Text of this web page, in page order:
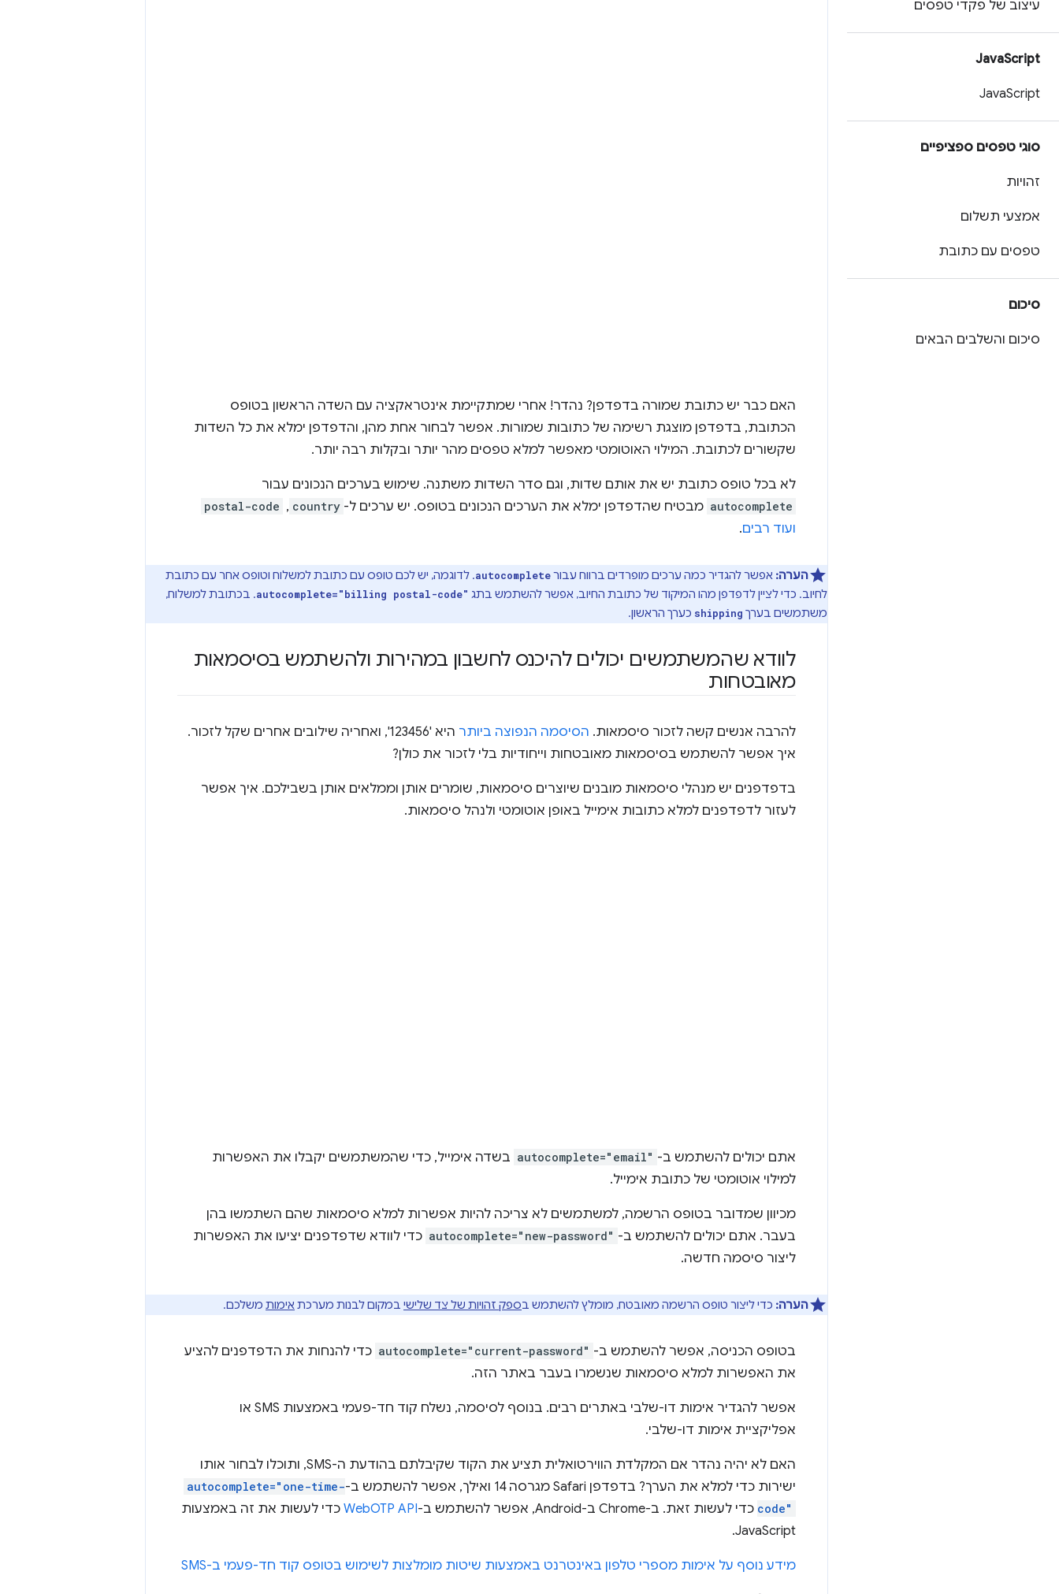
עיצוב של פקדי טפסים
JavaScript
JavaScript
סוגי טפסים ספציפיים
זהויות
אמצעי תשלום
טפסים עם כתובת
סיכום
סיכום והשלבים הבאים
האם כבר יש כתובת שמורה בדפדפן? נהדר! אחרי שמתקיימת אינטראקציה עם השדה הראשון בטופס
הכתובת, בדפדפן מוצגת רשימה של כתובות שמורות. אפשר לבחור אחת מהן, והדפדפן ימלא את כל השדות
שקשורים לכתובת. המילוי האוטומטי מאפשר למלא טפסים מהר יותר ובקלות רבה יותר.
לא בכל טופס כתובת יש את אותם שדות, וגם סדר השדות משתנה. שימוש בערכים הנכונים עבור
autocomplete מבטיח שהדפדפן ימלא את הערכים הנכונים בטופס. יש ערכים ל- country
,‏
postal-code
ועוד רבים.
הערה: אפשר להגדיר כמה ערכים מופרדים ברווח עבורautocomplete. לדוגמה, יש לכם טופס עם כתובת למשלוח וטופס אחר עם כתובת
לחיוב. כדי לציין לדפדפן מהו המיקוד של כתובת החיוב, אפשר להשתמש בתג autocomplete="billing postal-code". בכתובת למשלוח,
משתמשים בערך shipping כערך הראשון.
לוודא שהמשתמשים יכולים להיכנס לחשבון במהירות ולהשתמש בסיסמאות
מאובטחות
להרבה אנשים קשה לזכור סיסמאות. הסיסמה הנפוצה ביותר
היא '123456', ואחריה שילובים אחרים שקל לזכור.
איך אפשר להשתמש בסיסמאות מאובטחות וייחודיות בלי לזכור את כולן?
בדפדפנים יש מנהלי סיסמאות מובנים שיוצרים סיסמאות, שומרים אותן וממלאים אותן בשבילכם. איך אפשר
לעזור לדפדפנים למלא כתובות אימייל באופן אוטומטי ולנהל סיסמאות.
אתם יכולים להשתמש ב- autocomplete="email" בשדה אימייל, כדי שהמשתמשים יקבלו את האפשרות
למילוי אוטומטי של כתובת אימייל.
מכיוון שמדובר בטופס הרשמה, למשתמשים לא צריכה להיות אפשרות למלא סיסמאות שהם השתמשו בהן
בעבר. אתם יכולים להשתמש ב- autocomplete="new-password" כדי לוודא שדפדפנים יציעו את האפשרות
ליצור סיסמה חדשה.
הערה: כדי ליצור טופס הרשמה מאובטח, מומלץ להשתמש בספק זהויות של צד שלישי במקום לבנות מערכתאימות משלכם.
בטופס הכניסה, אפשר להשתמש ב- autocomplete="current-password" כדי להנחות את הדפדפנים להציע
את האפשרות למלא סיסמאות שנשמרו בעבר באתר הזה.
אפשר להגדיר אימות דו-שלבי באתרים רבים. בנוסף לסיסמה, נשלח קוד חד-פעמי באמצעות SMS או
אפליקציית אימות דו-שלבי.
האם לא יהיה נהדר אם המקלדת הווירטואלית תציע את הקוד שקיבלתם בהודעת ה-SMS, ותוכלו לבחור אותו
ישירות כדי למלא את הערך? בדפדפן Safari מגרסה 14 ואילך, אפשר להשתמש ב-
autocomplete="one-time-
code" כדי לעשות זאת. ב-Chrome ב-Android, אפשר להשתמש ב- WebOTP API כדי לעשות את זה באמצעות
JavaScript.
מידע נוסף על אימות מספרי טלפון באינטרנט באמצעות שיטות מומלצות לשימוש בטופס קוד חד-פעמי ב-SMS